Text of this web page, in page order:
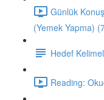
Günlük
(Yemek Yapma)
Hedef
Reading: